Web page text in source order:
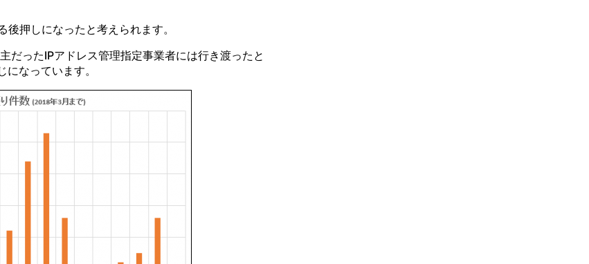
押しになったと考えられます。
ったIPアドレス管理指定事業者には行き渡ったと
なっています。